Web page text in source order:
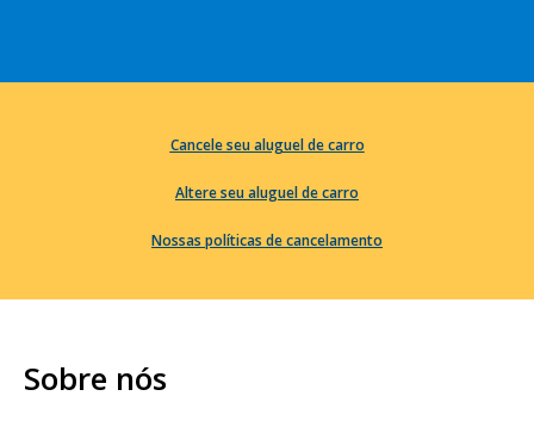
Cancele seu aluguel de carro
Altere seu aluguel de carro
Nossas políticas de cancelamento
Sobre nós